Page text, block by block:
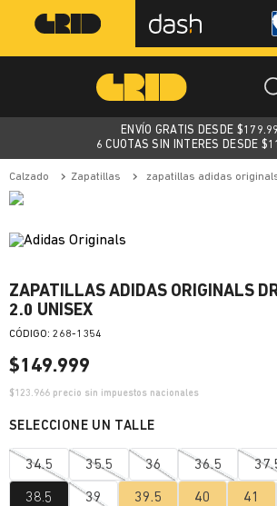
ENVÍO GRATIS DESDE $
6 CUOTAS SIN INTERES DESDE
calzado zapatillas zapatillas adidas originals
ZAPATILLAS ADIDAS ORIGINALS
2.0 UNISEX
: 268-1354
$149.999
$123.966 precio sin impuestos nacionales
34.5 35.5 36 36.5
38.5 39 39.5 40 41